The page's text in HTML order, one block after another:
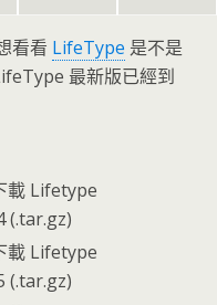
看看 LifeType 是不是
最新版已經到
載 Lifetype
(.tar.gz)
載 Lifetype
(.tar.gz)